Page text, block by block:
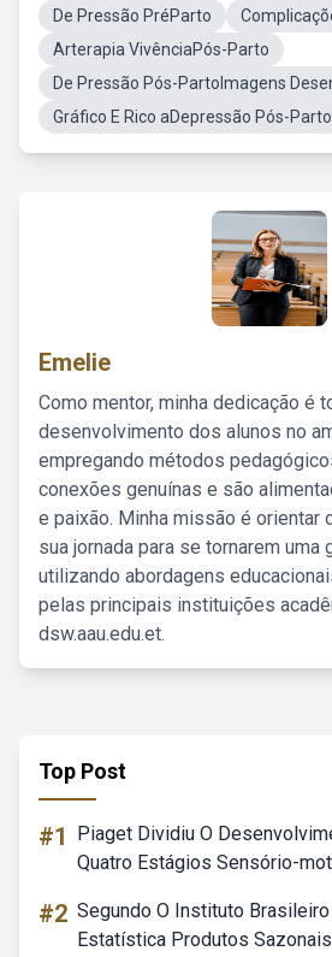
De Pressão PréParto
Arterapia VivênciaPós-Parto
De Pressão Pós-PartoImagens
Gráfico E Rico aDepressão Pós-Parto
Emelie
Como mentor, minha dedicação é
desenvolvimento dos alunos no
empregando métodos
conexões genuínas e são
e paixão. Minha missão é orientar
sua jornada para se tornarem uma
utilizando abordagens
pelas principais instituições
dsw.aau.edu.et.
Top Post
#1
Piaget Dividiu O
Quatro Estágios Sensório-
#2 Segundo O Instituto
Estatística Produtos Sazonais